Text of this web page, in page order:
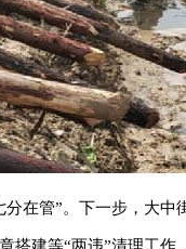
在管”。下一步，大